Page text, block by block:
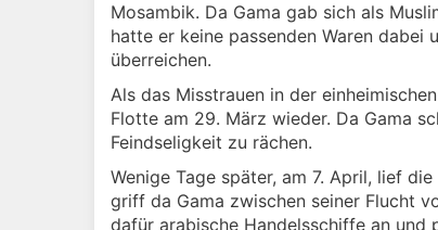
Mosambik. Da Gama gab sich als
hatte er keine passenden Waren dabei
überreichen.
Als das Misstrauen in der
Flotte am 29. März wieder. Da Gama
Feindseligkeit zu rächen.
Wenige Tage später, am 7. April, lief
griff da Gama zwischen seiner Flucht
dafür arabische Handelsschiffe an und